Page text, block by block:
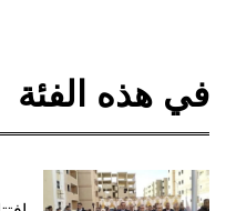
في هذه الفئة